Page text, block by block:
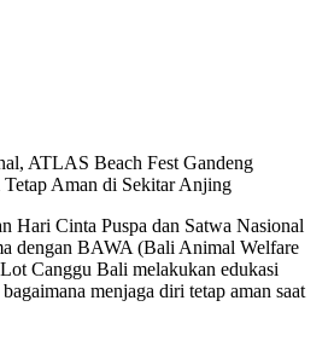
Hari Cinta Puspa dan Satwa Nasional
dengan BAWA (Bali Animal Welfare
Canggu Bali melakukan edukasi
menjaga diri tetap aman saat